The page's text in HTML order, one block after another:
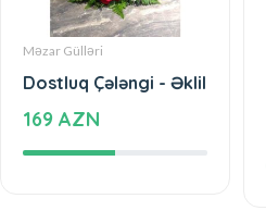
Məzar Gülləri
Dostluq Çələngi - Əklil
169 AZN